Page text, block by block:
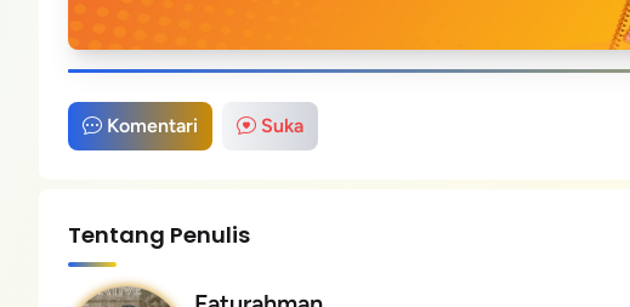
Komentari Suka
Tentang Penulis